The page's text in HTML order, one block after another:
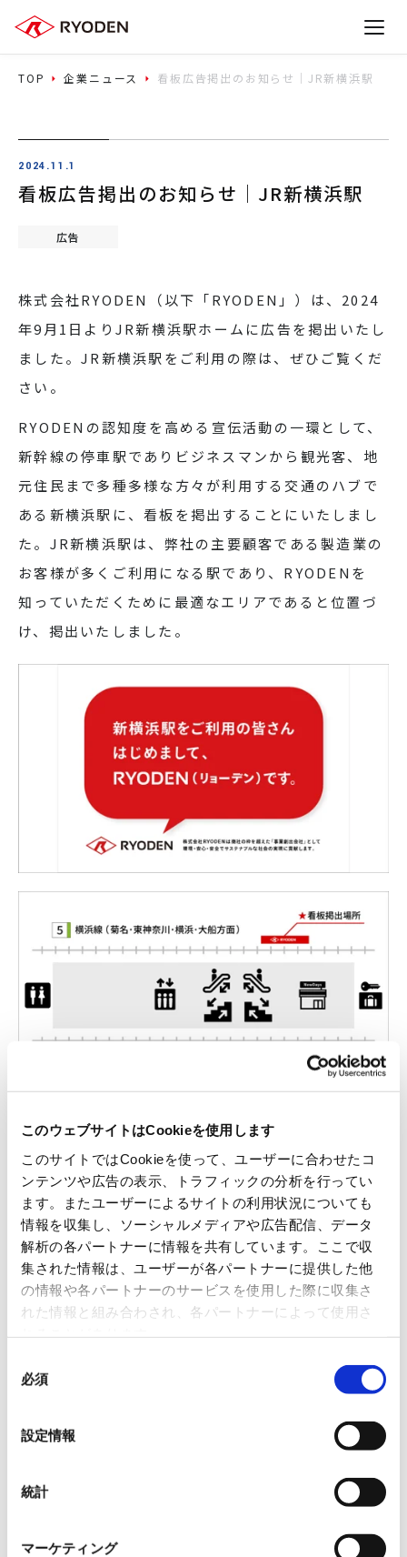
このウェブサイトはCookieを使用します
このサイトではCookieを使って、ユーザーに合わせたコ
ンテンツや広告の表示、トラフィックの分析を行ってい
ます。またユーザーによるサイトの利用状況についても
情報を収集し、ソーシャルメディアや広告配信、データ
解析の各パートナーに情報を共有しています。ここで収
集された情報は、ユーザーが各パートナーに提供した他
の情報や各パートナーのサービスを使用した際に収集さ
れた情報と組み合わされ、各パートナーによって使用さ
必須
設定情報
統計
マーケティング
TOP 企業ニュース 看板広告掲出のお知らせ｜JR新横浜駅
2024.11.1
看板広告掲出のお知らせ｜JR新横浜駅
広告
株式会社RYODEN（以下「RYODEN」）は、2024
年9月1日よりJR新横浜駅ホームに広告を掲出いたし
ました。JR新横浜駅をご利用の際は、ぜひご覧くだ
さい。
RYODENの認知度を高める宣伝活動の一環として、
新幹線の停車駅でありビジネスマンから観光客、地
元住民まで多種多様な方々が利用する交通のハブで
ある新横浜駅に、看板を掲出することにいたしまし
た。JR新横浜駅は、弊社の主要顧客である製造業の
お客様が多くご利用になる駅であり、RYODENを
知っていただくために最適なエリアであると位置づ
け、掲出いたしました。
掲出場所
JR新横浜駅ホーム 5番線側
掲出期間
2024年9月1日～2025年8月31日
コーポレートカラーである赤をベースに、2023年4
拶と、当社が新横浜駅での宣伝活動が「はじめて」
利用の皆さまに対して「はじめまして」のご挨拶と
なり、今後より良い関係性を築いていけることを